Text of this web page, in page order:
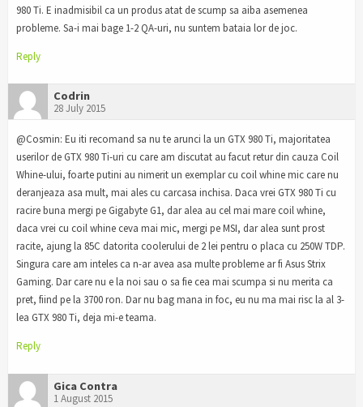
980 Ti. E inadmisibil ca un produs atat de scump sa aiba asemenea
probleme. Sa-i mai bage 1-2 QA-uri, nu suntem bataia lor de joc.
Reply
Codrin
28 July 2015
@Cosmin: Eu iti recomand sa nu te arunci la un GTX 980 Ti, majoritatea
userilor de GTX 980 Ti-uri cu care am discutat au facut retur din cauza Coil
Whine-ului, foarte putini au nimerit un exemplar cu coil whine mic care nu
deranjeaza asa mult, mai ales cu carcasa inchisa. Daca vrei GTX 980 Ti cu
racire buna mergi pe Gigabyte G1, dar alea au cel mai mare coil whine,
daca vrei cu coil whine ceva mai mic, mergi pe MSI, dar alea sunt prost
racite, ajung la 85C datorita coolerului de 2 lei pentru o placa cu 250W TDP.
Singura care am inteles ca n-ar avea asa multe probleme ar fi Asus Strix
Gaming. Dar care nu e la noi sau o sa fie cea mai scumpa si nu merita ca
pret, fiind pe la 3700 ron. Dar nu bag mana in foc, eu nu ma mai risc la al 3-
lea GTX 980 Ti, deja mi-e teama.
Reply
Gica Contra
1 August 2015